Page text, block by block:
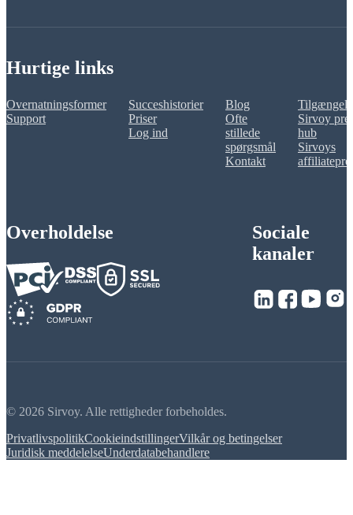
Hurtige links
Overnatningsformer
Support
Succeshistorier
Priser
Log ind
Blog
Ofte
stillede
spørgsmål
Kontakt
Sirvoy
hub
Sirvoys
Overholdelse
Sociale
kanaler
© 2026 Sirvoy. Alle rettigheder forbeholdes.
PrivatlivspolitikCookieindstillingerVilkår og betingelser
Juridisk meddelelseUnderdatabehandlere